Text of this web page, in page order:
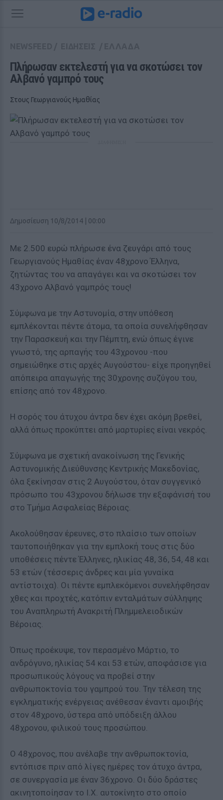
Πλήρωσαν εκτελεστή για να σκοτώσει τον
Αλβανό γαμπρό τους
Στους Γεωργιανούς Ημαθίας
Δημοσίευση 10/8/2014 | 00:00
Με 2.500 ευρώ πλήρωσε ένα ζευγάρι από τους
Γεωργιανούς Ημαθίας έναν 48χρονο Έλληνα,
ζητώντας του να απαγάγει και να σκοτώσει τον
43χρονο Αλβανό γαμπρός τους!
Σύμφωνα με την Αστυνομία, στην υπόθεση
εμπλέκονται πέντε άτομα, τα οποία συνελήφθησαν
την Παρασκευή και την Πέμπτη, ενώ όπως έγινε
γνωστό, της αρπαγής του 43χρονου -που
σημειώθηκε στις αρχές Αυγούστου- είχε προηγηθεί
απόπειρα απαγωγής της 30χρονης συζύγου του,
επίσης από τον 48χρονο.
Η σορός του άτυχου άντρα δεν έχει ακόμη βρεθεί,
αλλά όπως προκύπτει από μαρτυρίες είναι νεκρός.
Σύμφωνα με σχετική ανακοίνωση της Γενικής
Αστυνομικής Διεύθυνσης Κεντρικής Μακεδονίας,
όλα ξεκίνησαν στις 2 Αυγούστου, όταν συγγενικό
πρόσωπο του 43χρονου δήλωσε την εξαφάνισή του
στο Τμήμα Ασφαλείας Βέροιας.
Ακολούθησαν έρευνες, στο πλαίσιο των οποίων
ταυτοποιήθηκαν για την εμπλοκή τους στις δύο
υποθέσεις πέντε Έλληνες, ηλικίας 48, 36, 54, 48 και
53 ετών (τέσσερις άνδρες και μία γυναίκα
αντίστοιχα). Οι πέντε εμπλεκόμενοι συνελήφθησαν
χθες και προχτές, κατόπιν ενταλμάτων σύλληψης
του Αναπληρωτή Ανακριτή Πλημμελειοδικών
Βέροιας.
Όπως προέκυψε, τον περασμένο Μάρτιο, το
ανδρόγυνο, ηλικίας 54 και 53 ετών, αποφάσισε για
προσωπικούς λόγους να προβεί στην
ανθρωποκτονία του γαμπρού του. Την τέλεση της
εγκληματικής ενέργειας ανέθεσαν έναντι αμοιβής
στον 48χρονο, ύστερα από υπόδειξη άλλου
48χρονου, φιλικού τους προσώπου.
Ο 48χρονος, που ανέλαβε την ανθρωποκτονία,
εντόπισε πριν από λίγες ημέρες τον άτυχο άντρα,
σε συνεργασία με έναν 36χρονο. Οι δύο δράστες
ακινητοποίησαν το Ι.Χ. αυτοκίνητο στο οποίο